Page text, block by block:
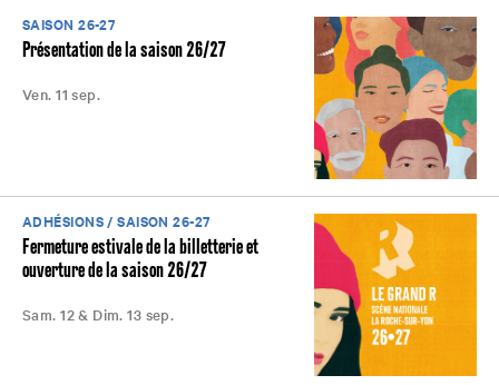
SAISON 26-27
Présentation de la saison 26/27
Ven. 11 sep.
ADHÉSIONS / SAISON 26-27
Fermeture estivale de la billetterie et
ouverture de la saison 26/27
Sam. 12 & Dim. 13 sep.